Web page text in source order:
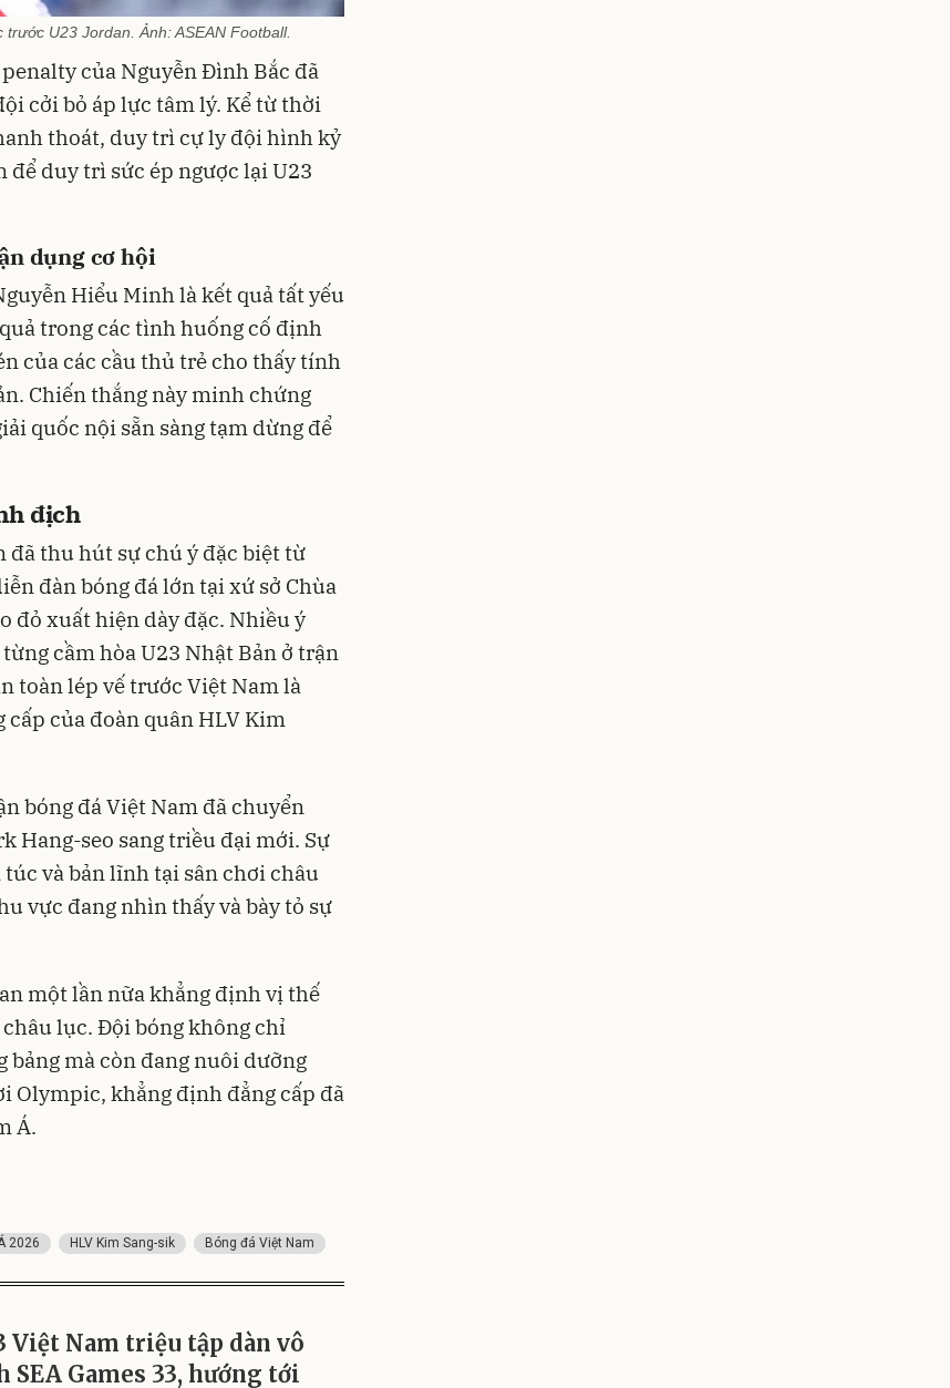
U23 Jordan. Ảnh: ASEAN Football.
của Nguyễn Đình Bắc đã
cởi bỏ áp lực tâm lý. Kể từ thời
thoát, duy trì cự ly đội hình kỷ
để duy trì sức ép ngược lại U23
dụng cơ hội
Hiểu Minh là kết quả tất yếu
trong các tình huống cố định
của các cầu thủ trẻ cho thấy tính
Chiến thắng này minh chứng
quốc nội sẵn sàng tạm dừng để
địch
đã thu hút sự chú ý đặc biệt từ
đàn bóng đá lớn tại xứ sở Chùa
đỏ xuất hiện dày đặc. Nhiều ý
cầm hòa U23 Nhật Bản ở trận
toàn lép vế trước Việt Nam là
của đoàn quân HLV Kim
bóng đá Việt Nam đã chuyển
Hang-seo sang triều đại mới. Sự
và bản lĩnh tại sân chơi châu
vực đang nhìn thấy và bày tỏ sự
một lần nữa khẳng định vị thế
lục. Đội bóng không chỉ
mà còn đang nuôi dưỡng
Olympic, khẳng định đẳng cấp đã
Á.
2026 HLV Kim Sang-sik Bóng đá Việt Nam
Việt Nam triệu tập dàn vô
SEA Games 33, hướng tới